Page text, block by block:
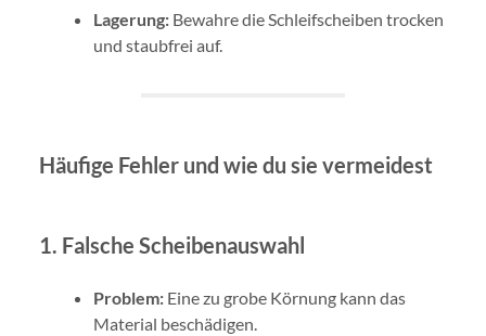
Lagerung:Bewahre die Schleifscheiben trocken
und staubfrei auf.
Häufige Fehler und wie du sie vermeidest
1. Falsche Scheibenauswahl
Problem:Eine zu grobe Körnung kann das
Material beschädigen.